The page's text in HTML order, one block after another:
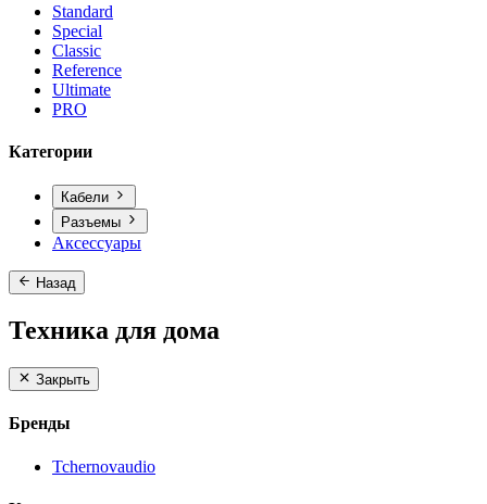
Standard
Special
Classic
Reference
Ultimate
PRO
Категории
Кабели
Разъемы
Аксессуары
Назад
Техника для дома
Закрыть
Бренды
Tchernovaudio